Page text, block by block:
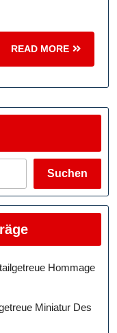
Ihr
BVB-
READ MORE
READ
MORE
Suchen
Hommage
Miniatur Des